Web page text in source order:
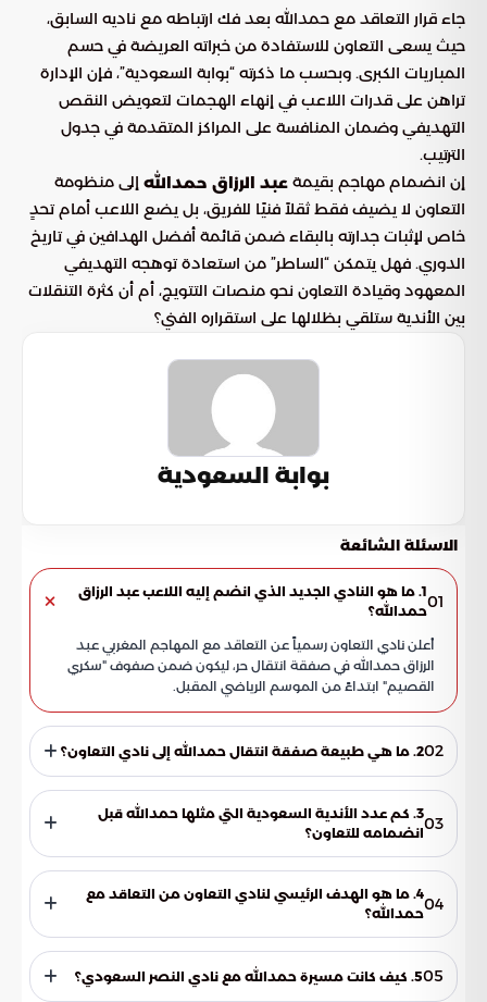
جاء قرار التعاقد مع حمدالله بعد فك ارتباطه مع ناديه السابق،
حيث يسعى التعاون للاستفادة من خبراته العريضة في حسم
المباريات الكبرى. وبحسب ما ذكرته “بوابة السعودية”، فإن الإدارة
تراهن على قدرات اللاعب في إنهاء الهجمات لتعويض النقص
التهديفي وضمان المنافسة على المراكز المتقدمة في جدول
الترتيب.
إن انضمام مهاجم بقيمة عبد الرزاق حمدالله إلى منظومة
التعاون لا يضيف فقط ثقلاً فنيًا للفريق، بل يضع اللاعب أمام تحدٍ
خاص لإثبات جدارته بالبقاء ضمن قائمة أفضل الهدافين في تاريخ
الدوري. فهل يتمكن “الساطر” من استعادة توهجه التهديفي
المعهود وقيادة التعاون نحو منصات التتويج، أم أن كثرة التنقلات
بين الأندية ستلقي بظلالها على استقراره الفني؟
بوابة السعودية
الاسئلة الشائعة
01 1. ما هو النادي الجديد الذي انضم إليه اللاعب عبد الرزاق
حمدالله؟
أعلن نادي التعاون رسمياً عن التعاقد مع المهاجم المغربي عبد
الرزاق حمدالله في صفقة انتقال حر، ليكون ضمن صفوف "سكري
القصيم" ابتداءً من الموسم الرياضي المقبل.
022. ما هي طبيعة صفقة انتقال حمدالله إلى نادي التعاون؟
تمت الصفقة في إطار "انتقال حر" بعد أن قام اللاعب بفك ارتباطه
مع ناديه السابق، مما مكن نادي التعاون من التوقيع معه لتعزيز
خط هجوم الفريق.03 3. كم عدد الأندية السعودية التي مثلها حمدالله قبل
انضمامه للتعاون؟
يعد نادي التعاون المحطة الخامسة في مسيرة النجم المغربي داخل
المملكة العربية السعودية، حيث سبق له تمثيل أندية النصر،
والاتحاد، والشباب، كما ارتبط اسمه بنادي الهلال سابقاً.04 4. ما هو الهدف الرئيسي لنادي التعاون من التعاقد مع
حمدالله؟
تسعى إدارة نادي التعاون للاستفادة من خبرات حمدالله العريضة
في حسم المباريات الكبرى، والمراهنة على قدراته في إنهاء الهجمات
لتعويض النقص التهديفي وضمان المنافسة على مراكز متقدمة.
055. كيف كانت مسيرة حمدالله مع نادي النصر السعودي؟